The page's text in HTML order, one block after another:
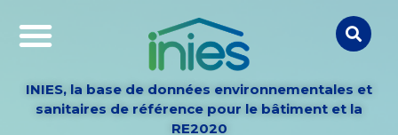
INIES, la base de données environnementales et
sanitaires de référence pour le bâtiment et la
RE2020